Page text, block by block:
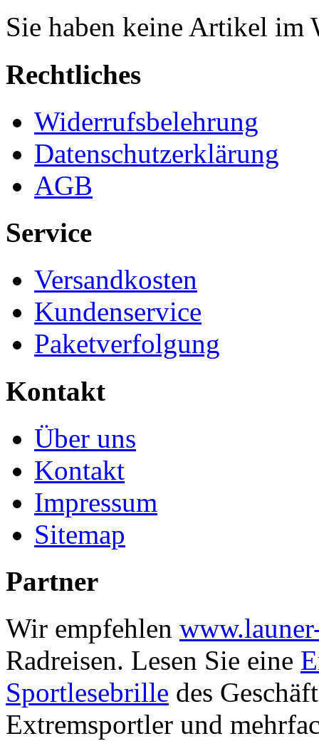
Sie haben keine Artikel im
Rechtliches
Widerrufsbelehrung
Datenschutzerklärung
AGB
Service
Versandkosten
Kundenservice
Paketverfolgung
Kontakt
Über uns
Kontakt
Impressum
Sitemap
Partner
Wir empfehlen
Radreisen. Lesen Sie eine
Sportlesebrille des
Extremsportler und